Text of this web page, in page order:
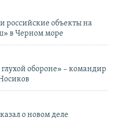
объекты на
в Черном море
обороне» – командир
о новом деле